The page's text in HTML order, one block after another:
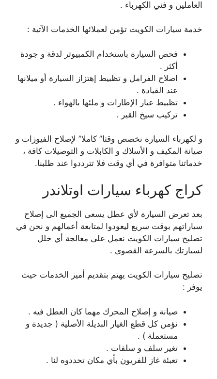
العاملين و فني الكهرباء .
خدمة سيارات الكويت تؤمن لعملائها الخدمات الآتية :
فحص السيارة باستخدام الكمبيوتر لدقة و جودة
أكثر .
اصلاح الفرامل و تظبيط إهتزاز السيارة أو ميلانها
عند القيادة .
تظبيط عيار الإطارات و ملئها بالهواء .
تركيب سيخ القير .
و لكهرباء السيارة نخصص وقتا” كاملا” لإصلاح الفيوزات و
صيانة المكيف و الأسلاك و الكابلات و التوصيلات كافة ،
خدماتنا متوافرة في أي وقت فلا تترددوا عند طلبنا.
كراج كهرباء سيارات اوتلاندر
بعد تعرض السيارة لأي عطل يسعى الجميع الى إصلاح
سياراتهم بوقت سريع ليعودوا لمتابعة أعمالهم و نحن في
تصليح سيارات الكويت نعمل على معالجة أي خلل
لسيارتك بالسرعة القصوى .
تصليح سيارات الكويت يهتم بتقديم أميز الخدمات حيث
يوفر :
صيانة و إصلاح المحرك مهما كان العطل فيه .
نؤمن كل قطع الغيار البديلة الأصلية ( جديدة و
مستعملة ) .
تغير سلف و سلفات .
تعبئة غاز للفريون بأي مكان تحددوه لنا .